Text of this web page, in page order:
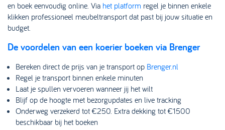
en boek eenvoudig online. Via het platform regel je binnen enkele
klikken professioneel meubeltransport dat past bij jouw situatie en
budget.
De voordelen van een koerier boeken via Brenger
Bereken direct de prijs van je transport op Brenger.nl
Regel je transport binnen enkele minuten
Laat je spullen vervoeren wanneer jij het wilt
Blijf op de hoogte met bezorgupdates en live tracking
Onderweg verzekerd tot €250. Extra dekking tot €1500
beschikbaar bij het boeken